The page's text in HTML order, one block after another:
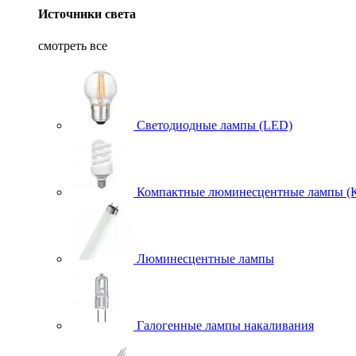
Источники света
смотреть все
Светодиодные лампы (LED)
Компактные люминесцентные лампы
Люминесцентные лампы
Галогенные лампы накаливания